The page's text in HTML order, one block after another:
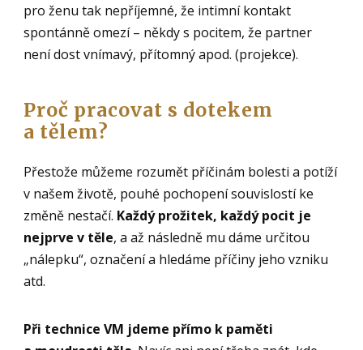
pro ženu tak nepříjemné, že intimní kontakt
spontánně omezí – někdy s pocitem, že partner
není dost vnímavý, přítomný apod. (projekce).
Proč pracovat s dotekem
a tělem?
Přestože můžeme rozumět příčinám bolesti a potíží
v našem životě, pouhé pochopení souvislostí ke
změně nestačí. Každý prožitek, každý pocit je
nejprve v těle, a až následně mu dáme určitou
„nálepku“, označení a hledáme příčiny jeho vzniku
atd.
Při technice VM jdeme přímo k paměti